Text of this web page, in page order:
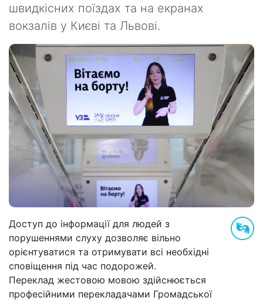
швидкісних поїздах та на екранах
вокзалів у Києві та Львові.
Доступ до інформації для людей з
порушеннями слуху дозволяє вільно
орієнтуватися та отримувати всі необхідні
сповіщення під час подорожей.
Переклад жестовою мовою здійснюється
професійними перекладачами Громадської